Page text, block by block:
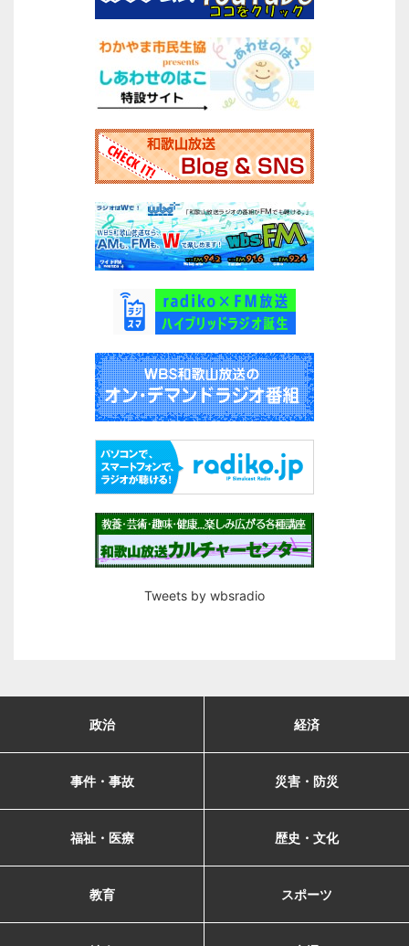
Tweets by wbsradio
政治 経済
事件・事故 災害・防災
福祉・医療 歴史・文化
教育 スポーツ